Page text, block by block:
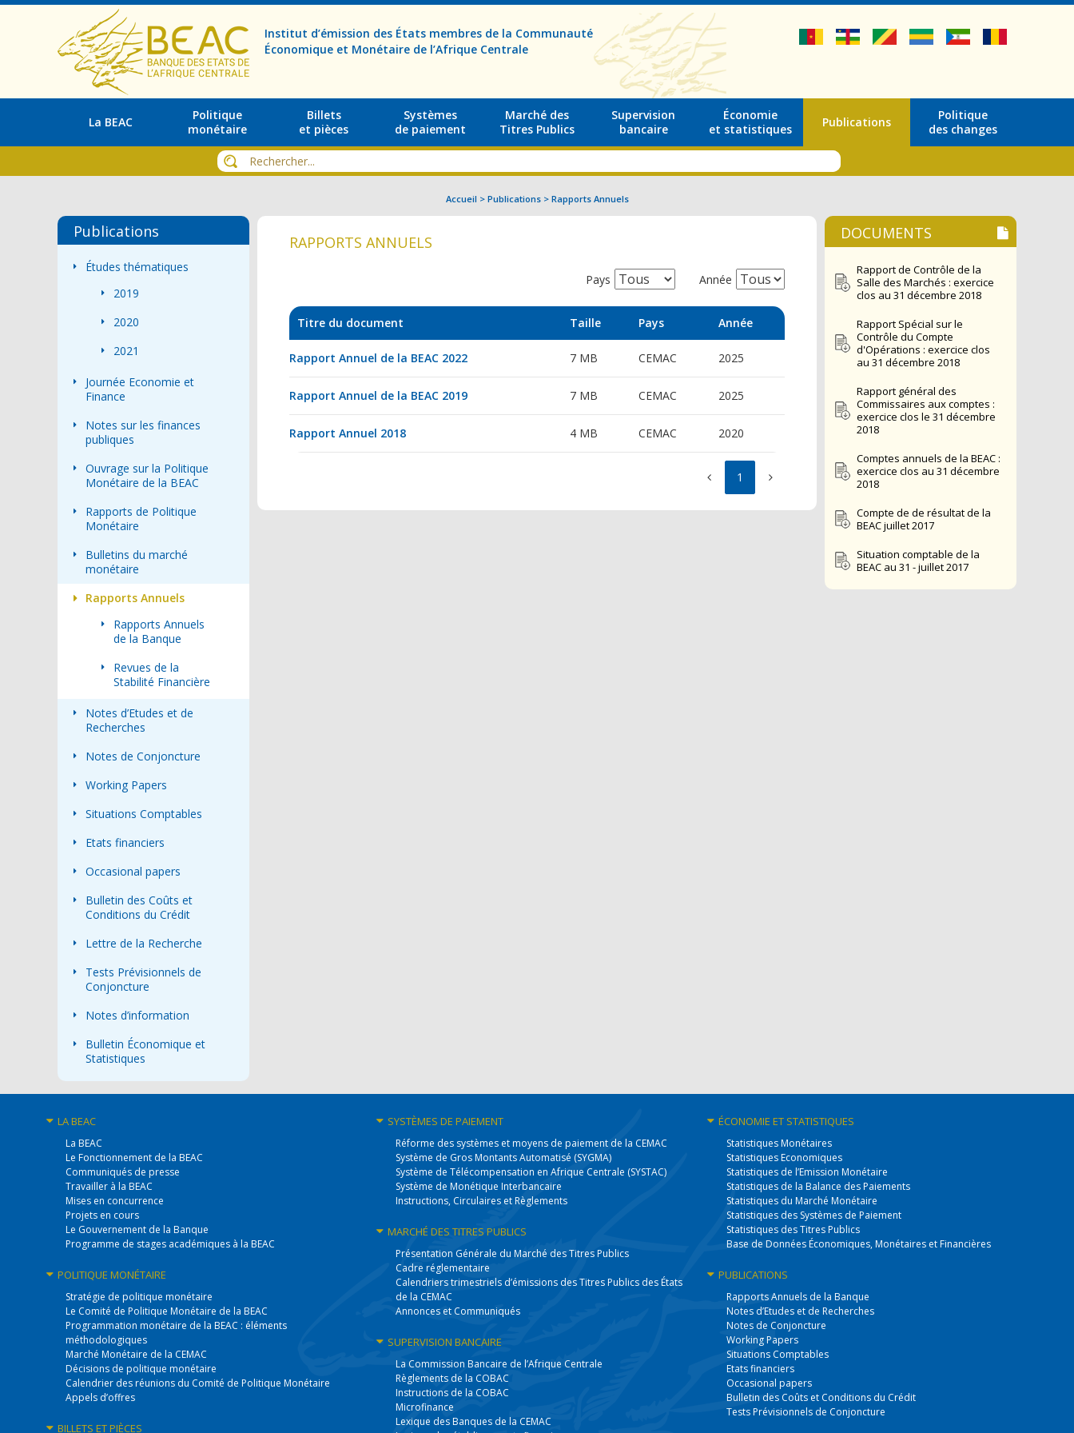
Institut d’émission des États membres de la Communauté
Économique et Monétaire de l’Afrique Centrale
La BEAC
Politique
monétaire
Billets
et pièces
Systèmes
de paiement
Marché des
Titres Publics
Supervision
bancaire
Économie
et statistiques
Publications
Politique
des changes
Accueil > Publications> Rapports Annuels
Publications
Études thématiques
2019
2020
2021
Journée Economie et
Finance
Notes sur les finances
publiques
Ouvrage sur la Politique
Monétaire de la BEAC
Rapports de Politique
Monétaire
Bulletins du marché
monétaire
Rapports Annuels
Rapports Annuels
de la Banque
Revues de la
Stabilité Financière
Notes d’Etudes et de
Recherches
Notes de Conjoncture
Working Papers
Situations Comptables
Etats financiers
Occasional papers
Bulletin des Coûts et
Conditions du Crédit
Lettre de la Recherche
Tests Prévisionnels de
Conjoncture
Notes d’information
Bulletin Économique et
Statistiques
RAPPORTS ANNUELS
Pays Année
Titre du document Taille Pays Année
Rapport Annuel de la BEAC 2022 7 MB CEMAC 2025
Rapport Annuel de la BEAC 2019 7 MB CEMAC 2025
Rapport Annuel 2018 4 MB CEMAC 2020
1
DOCUMENTS
Rapport de Contrôle de la
Salle des Marchés : exercice
clos au 31 décembre 2018
Rapport Spécial sur le
Contrôle du Compte
d'Opérations : exercice clos
au 31 décembre 2018
Rapport général des
Commissaires aux comptes :
exercice clos le 31 décembre
2018
Comptes annuels de la BEAC :
exercice clos au 31 décembre
2018
Compte de de résultat de la
BEAC juillet 2017
Situation comptable de la
BEAC au 31 - juillet 2017
LA BEAC
La BEAC
Le Fonctionnement de la BEAC
Communiqués de presse
Travailler à la BEAC
Mises en concurrence
Projets en cours
Le Gouvernement de la Banque
Programme de stages académiques à la BEAC
POLITIQUE MONÉTAIRE
Stratégie de politique monétaire
Le Comité de Politique Monétaire de la BEAC
Programmation monétaire de la BEAC : éléments
méthodologiques
Marché Monétaire de la CEMAC
Décisions de politique monétaire
Calendrier des réunions du Comité de Politique Monétaire
Appels d’offres
BILLETS ET PIÈCES
SYSTÈMESDE PAIEMENT
Réforme des systèmes et moyens de paiement de la CEMAC
Système de Gros Montants Automatisé (SYGMA)
Système de Télécompensation en Afrique Centrale (SYSTAC)
Système de Monétique Interbancaire
Instructions, Circulaires et Règlements
MARCHÉ DESTITRES PUBLICS
Présentation Générale du Marché des Titres Publics
Cadre réglementaire
Calendriers trimestriels d’émissions des Titres Publics des États
de la CEMAC
Annonces et Communiqués
SUPERVISIONBANCAIRE
La Commission Bancaire de l’Afrique Centrale
Règlements de la COBAC
Instructions de la COBAC
Microfinance
Lexique des Banques de la CEMAC
ÉCONOMIE ET STATISTIQUES
Statistiques Monétaires
Statistiques Economiques
Statistiques de l’Emission Monétaire
Statistiques de la Balance des Paiements
Statistiques du Marché Monétaire
Statistiques des Systèmes de Paiement
Statistiques des Titres Publics
Base de Données Économiques, Monétaires et Financières
PUBLICATIONS
Rapports Annuels de la Banque
Notes d’Etudes et de Recherches
Notes de Conjoncture
Working Papers
Situations Comptables
Etats financiers
Occasional papers
Bulletin des Coûts et Conditions du Crédit
Tests Prévisionnels de Conjoncture